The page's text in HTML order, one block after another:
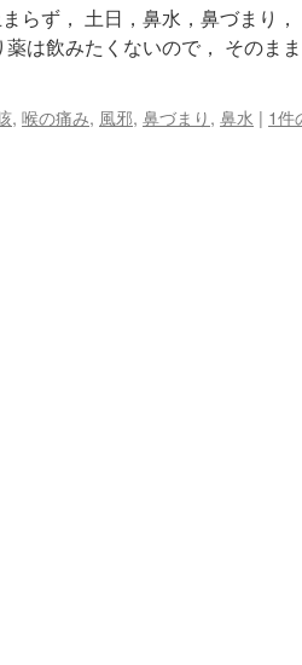
らず， 土日，鼻水，鼻づまり
は飲みたくないので， そのま
, 喉の痛み, 風邪, 鼻づまり, 鼻水 | 1件